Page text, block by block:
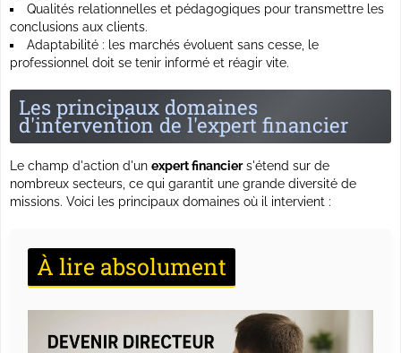
Qualités relationnelles et pédagogiques pour transmettre les
conclusions aux clients.
Adaptabilité : les marchés évoluent sans cesse, le
professionnel doit se tenir informé et réagir vite.
Les principaux domaines
d'intervention de l'expert financier
Le champ d'action d'un expert financiers'étend sur de
nombreux secteurs, ce qui garantit une grande diversité de
missions. Voici les principaux domaines où il intervient :
À lire absolument